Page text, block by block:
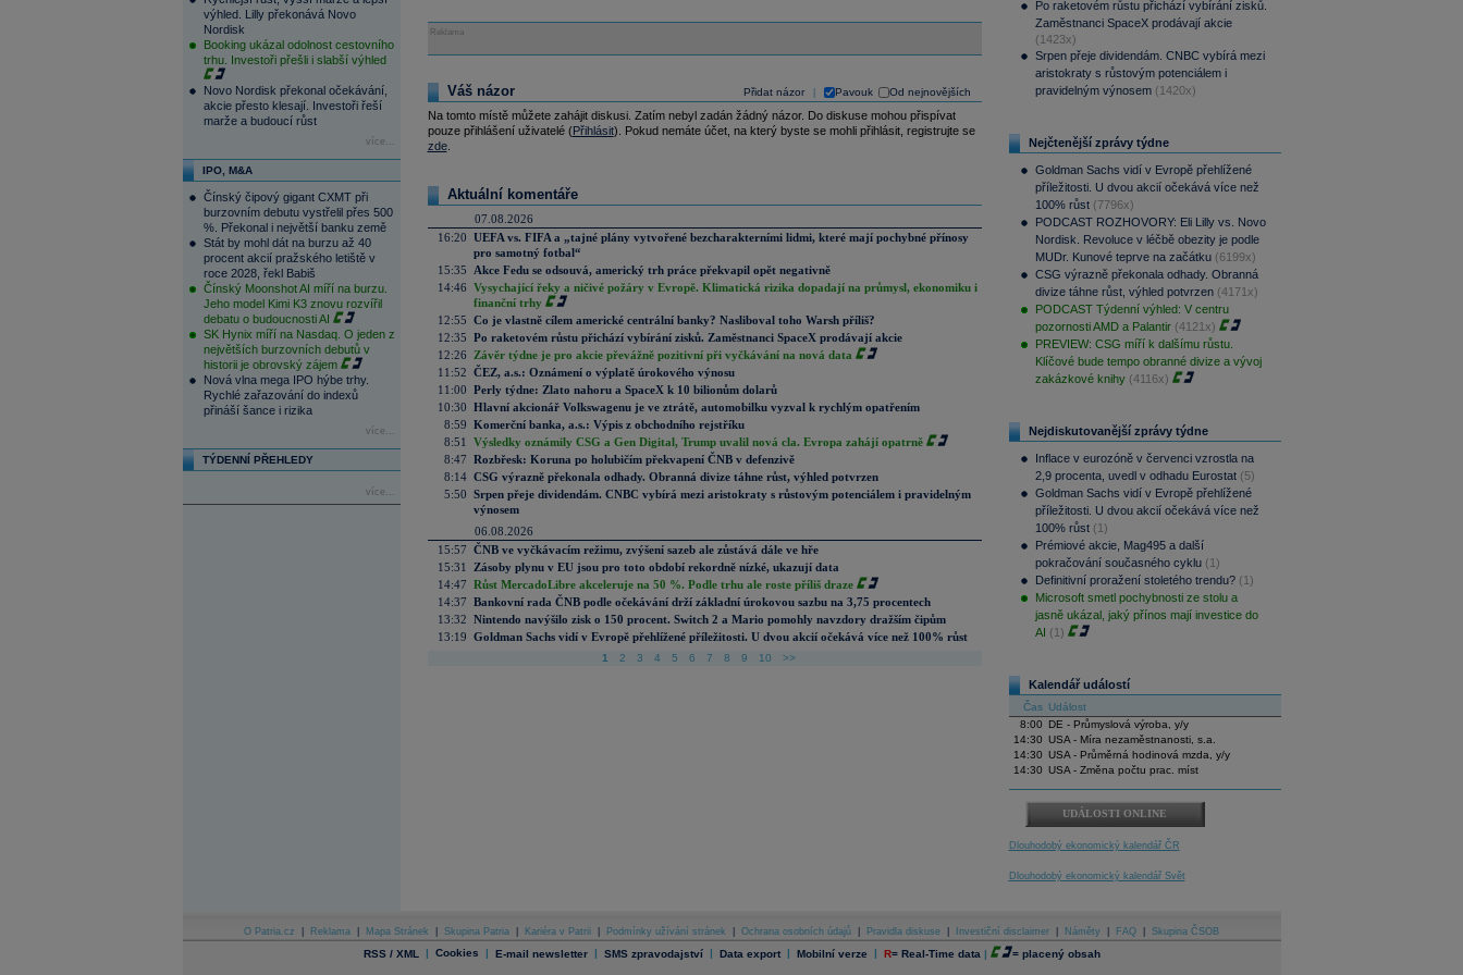
výhled. Lilly překonává Novo
Nordisk
Booking ukázal odolnost cestovního
trhu. Investoři přešli i slabší výhled
Novo Nordisk překonal očekávání,
akcie přesto klesají. Investoři řeší
marže a budoucí růst
více...
IPO, M&A
Čínský čipový gigant CXMT při
burzovním debutu vystřelil přes 500
%. Překonal i největší banku země
Stát by mohl dát na burzu až 40
procent akcií pražského letiště v
roce 2028, řekl Babiš
Čínský Moonshot AI míří na burzu.
Jeho model Kimi K3 znovu rozvířil
debatu o budoucnosti AI
SK Hynix míří na Nasdaq. O jeden z
největších burzovních debutů v
historii je obrovský zájem
Nová vlna mega IPO hýbe trhy.
Rychlé zařazování do indexů
přináší šance i rizika
více...
TÝDENNÍ PŘEHLEDY
více...
Reklama
Přidat názor Pavouk Od nejnovějších
Váš názor
Na tomto místě můžete zahájit diskusi. Zatím nebyl zadán žádný názor. Do diskuse mohou přispívat
pouze přihlášení uživatelé (Přihlásit). Pokud nemáte účet, na který byste se mohli přihlásit, registrujte se
zde.
Aktuální komentáře
07.08.2026
16:20 UEFA vs. FIFA a „tajné plány vytvořené bezcharakterními lidmi, které mají pochybné přínosy
pro samotný fotbal“
15:35
Akce Fedu se odsouvá, americký trh práce překvapil opět negativně
14:46 Vysychající řeky a ničivé požáry v Evropě. Klimatická rizika dopadají na průmysl, ekonomiku i
finanční trhy
12:55 Co je vlastně cílem americké centrální banky? Nasliboval toho Warsh příliš?
12:35 Po raketovém růstu přichází vybírání zisků. Zaměstnanci SpaceX prodávají akcie
12:26
Závěr týdne je pro akcie převážně pozitivní při vyčkávání na nová data
11:52 ČEZ, a.s.: Oznámení o výplatě úrokového výnosu
11:00 Perly týdne: Zlato nahoru a SpaceX k 10 bilionům dolarů
10:30 Hlavní akcionář Volkswagenu je ve ztrátě, automobilku vyzval k rychlým opatřením
8:59 Komerční banka, a.s.: Výpis z obchodního rejstříku
8:51
Výsledky oznámily CSG a Gen Digital, Trump uvalil nová cla. Evropa zahájí opatrně
8:47 Rozbřesk: Koruna po holubičím překvapení ČNB v defenzivě
8:14 CSG výrazně překonala odhady. Obranná divize táhne růst, výhled potvrzen
5:50 Srpen přeje dividendám. CNBC vybírá mezi aristokraty s růstovým potenciálem i pravidelným
výnosem
06.08.2026
15:57 ČNB ve vyčkávacím režimu, zvýšení sazeb ale zůstává dále ve hře
15:31
Zásoby plynu v EU jsou pro toto období rekordně nízké, ukazují data
14:47 Růst MercadoLibre akceleruje na 50 %. Podle trhu ale roste příliš draze
14:37 Bankovní rada ČNB podle očekávání drží základní úrokovou sazbu na 3,75 procentech
13:32 Nintendo navýšilo zisk o 150 procent. Switch 2 a Mario pomohly navzdory dražším čipům
13:19 Goldman Sachs vidí v Evropě přehlížené příležitosti. U dvou akcií očekává více než 100% růst
1 2 3 4 5 6 7 8 9 10 >>
Po raketovém růstu přichází vybírání zisků.
Zaměstnanci SpaceX prodávají akcie
(1423x)
Srpen přeje dividendám. CNBC vybírá mezi
aristokraty s růstovým potenciálem i
pravidelným výnosem (1420x)
Nejčtenější zprávy týdne
Goldman Sachs vidí v Evropě přehlížené
příležitosti. U dvou akcií očekává více než
100% růst (7796x)
PODCAST ROZHOVORY: Eli Lilly vs. Novo
Nordisk. Revoluce v léčbě obezity je podle
MUDr. Kunové teprve na začátku (6199x)
CSG výrazně překonala odhady. Obranná
divize táhne růst, výhled potvrzen (4171x)
PODCAST Týdenní výhled: V centru
pozornosti AMD a Palantir (4121x)
PREVIEW: CSG míří k dalšímu růstu.
Klíčové bude tempo obranné divize a vývoj
zakázkové knihy (4116x)
Nejdiskutovanější zprávy týdne
Inflace v eurozóně v červenci vzrostla na
2,9 procenta, uvedl v odhadu Eurostat (5)
Goldman Sachs vidí v Evropě přehlížené
příležitosti. U dvou akcií očekává více než
100% růst (1)
Prémiové akcie, Mag495 a další
pokračování současného cyklu (1)
Definitivní proražení stoletého trendu? (1)
Microsoft smetl pochybnosti ze stolu a
jasně ukázal, jaký přínos mají investice do
AI (1)
Kalendář událostí
Čas Událost
8:00
DE - Průmyslová výroba, y/y
14:30 USA - Míra nezaměstnanosti, s.a.
14:30 USA - Průměrná hodinová mzda, y/y
14:30 USA - Změna počtu prac. míst
UDÁLOSTI ONLINE
Dlouhodobý ekonomický kalendář ČR
Dlouhodobý ekonomický kalendář Svět
O Patria.cz Reklama Mapa Stránek Skupina Patria Kariéra v Patrii Podmínky užívání stránek Ochrana osobních údajů Pravidla diskuse Investiční disclaimer Náměty FAQ Skupina ČSOB
RSS / XML | Cookies | E-mail newsletter | SMS zpravodajství | Data export | Mobilní verze | R= Real-Time data | = placený obsah